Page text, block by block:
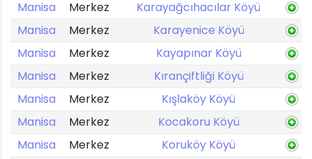
Manisa
Merkez
Karayağcıhacılar Köyü
Manisa
Merkez
Karayenice Köyü
Manisa
Merkez
Kayapınar Köyü
Manisa
Merkez
Kırançiftliği Köyü
Manisa
Merkez
Kışlaköy Köyü
Manisa
Merkez
Kocakoru Köyü
Manisa
Merkez
Koruköy Köyü